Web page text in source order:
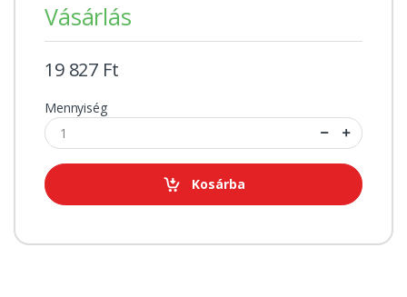
Vásárlás
19 827 Ft
Mennyiség
Kosárba